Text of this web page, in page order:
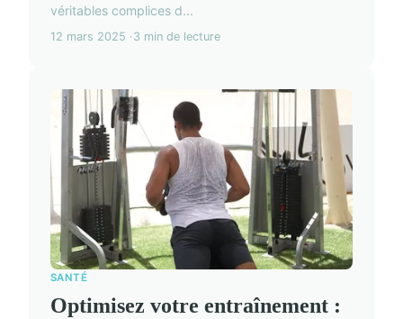
véritables complices d...
12 mars 2025 3 min de lecture
SANTÉ
Optimisez votre entraînement :